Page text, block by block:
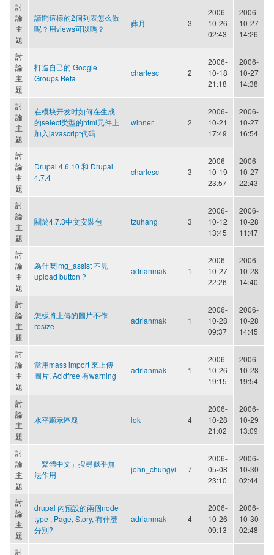
討
論
主
題
請問這樣的2個列表怎么做
呢？用views可以嗎？
葬月 3
2006-
10-26
02:43
2006-
10-27
14:26
討
論
主
題
打造自己的 Google
Groups Beta
charlesc 2
2006-
10-18
21:18
2006-
10-27
14:38
討
論
主
題
在模块开发时如何在生成
的select类型的html元件上
加入javascript代码
winner 2
2006-
10-21
17:49
2006-
10-27
16:54
討
論
主
題
Drupal 4.6.10 和 Drupal
4.7.4
charlesc 3
2006-
10-19
23:57
2006-
10-27
22:43
討
論
主
題
關於4.7.3中文安裝包 tzuhang 3
2006-
10-12
13:45
2006-
10-28
11:47
討
論
主
題
為什麼img_assist 不見
upload button ?
adrianmak 1
2006-
10-27
22:26
2006-
10-28
14:40
討
論
主
題
怎樣將上傳的圖片不作
resize
adrianmak 1
2006-
10-28
09:37
2006-
10-28
14:45
討
論
主
題
當用mass import 來上傳
圖片, Acidfree 有warning
adrianmak 1
2006-
10-26
19:15
2006-
10-28
19:54
討
論
主
題
水平顯示區塊 lok 4
2006-
10-28
21:02
2006-
10-29
13:09
討
論
主
題
「繁體中文」搜尋似乎無
法作用
john_chungyi 7
2006-
05-08
23:10
2006-
10-30
02:44
討
論
主
題
drupal 內預設的兩個node
type , Page, Story, 有什麼
分別?
adrianmak 4
2006-
10-26
09:13
2006-
10-30
02:48
討